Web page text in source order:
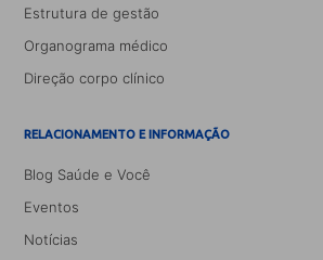
Estrutura de gestão
Organograma médico
Direção corpo clínico
RELACIONAMENTO E INFORMAÇÃO
Blog Saúde e Você
Eventos
Notícias